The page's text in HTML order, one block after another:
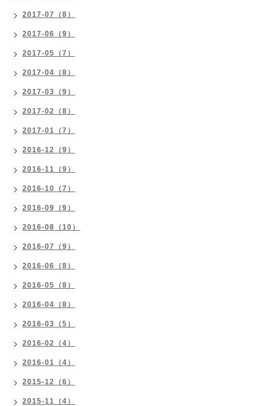
2017-07（8）
2017-06（9）
2017-05（7）
2017-04（8）
2017-03（9）
2017-02（8）
2017-01（7）
2016-12（9）
2016-11（9）
2016-10（7）
2016-09（9）
2016-08（10）
2016-07（9）
2016-06（8）
2016-05（8）
2016-04（8）
2016-03（5）
2016-02（4）
2016-01（4）
2015-12（6）
2015-11（4）